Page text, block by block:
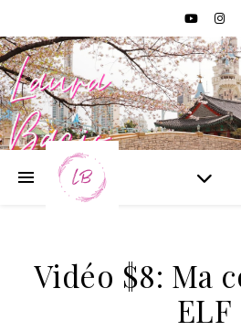
Vidéo $8: Ma
ELF